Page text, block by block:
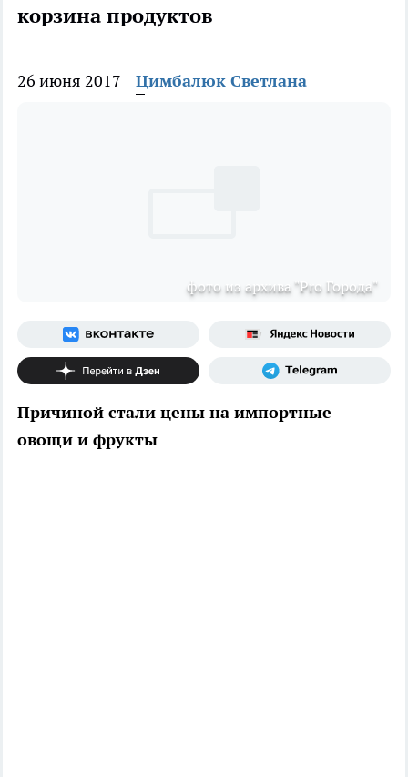
корзина продуктов
26 июня 2017 Цимбалюк Светлана
фото из архива "Pro Города"
Причиной стали цены на импортные
овощи и фрукты